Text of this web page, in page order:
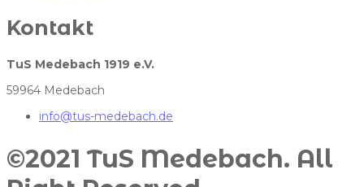
Kontakt
TuS Medebach 1919 e.V.
59964 Medebach
info@tus-medebach.de
©2021 TuS Medebach. All